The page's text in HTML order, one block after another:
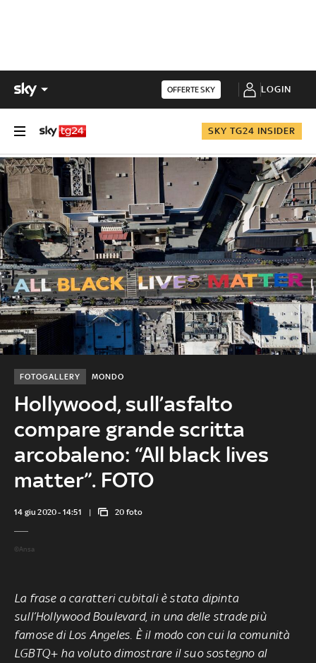
OFFERTE SKY LOGIN
SKY TG24 INSIDER
Hollywood, sull’asfalto
compare grande scritta
arcobaleno: “All black lives
matter”. FOTO
MONDO
FOTOGALLERY
14 giu 2020 - 14:51 20 foto
©Ansa
La frase a caratteri cubitali è stata dipinta
sull’Hollywood Boulevard, in una delle strade più
famose di Los Angeles. È il modo con cui la comunità
LGBTQ+ ha voluto dimostrare il suo sostegno al